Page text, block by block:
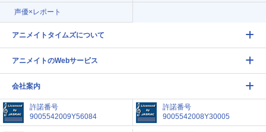
声優×レポート
アニメイトタイムズについて
アニメイトのWebサービス
会社案内
許諾番号
9005542009Y56084
許諾番号
9005542008Y30005